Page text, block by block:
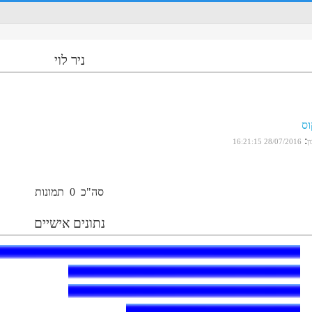
ניר לוי
:
28/07/2016 16:21:15
סה"כ 0 תמונות
נתונים אישיים